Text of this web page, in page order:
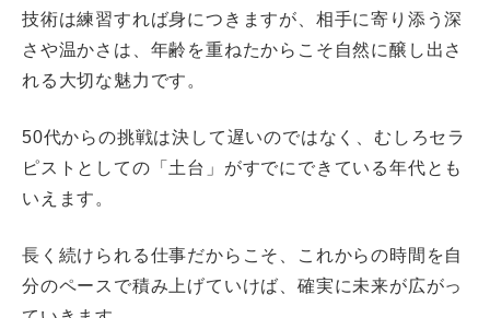
技術は練習すれば身につきますが、相手に寄り添う深
さや温かさは、年齢を重ねたからこそ自然に醸し出さ
れる大切な魅力です。
50代からの挑戦は決して遅いのではなく、むしろセラ
ピストとしての「土台」がすでにできている年代とも
いえます。
長く続けられる仕事だからこそ、これからの時間を自
分のペースで積み上げていけば、確実に未来が広がっ